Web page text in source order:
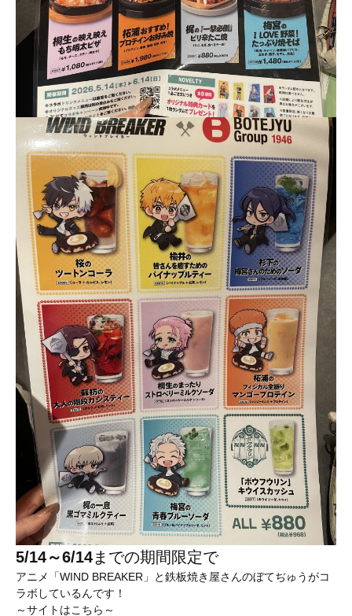
5/14～6/14までの期間限定で
アニメ「WIND BREAKER」と鉄板焼き屋さんのぼてぢゅうがコ
ラボしているんです！
～サイトはこちら～